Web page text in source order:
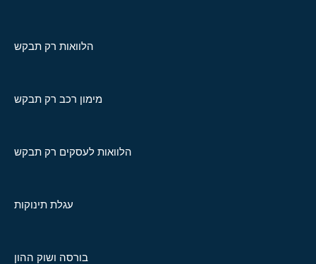
הלוואות רק תבקש
מימון רכב רק תבקש
הלוואות לעסקים רק תבקש
עגלת תינוקות
בורסה ושוק ההון